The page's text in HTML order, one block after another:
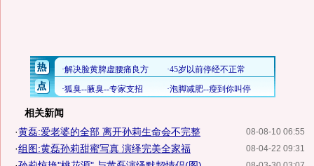
相关新闻
08-08-10 06:55
·黄磊:爱老婆的全部 离开孙莉生命会不完整
08-04-22 09:31
·组图:黄磊孙莉甜蜜写真 演绎完美全家福